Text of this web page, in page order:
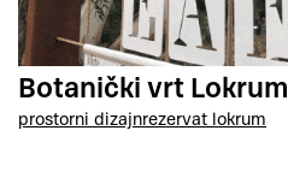
Botanički vrt Lokrum
prostorni dizajnrezervat lokrum